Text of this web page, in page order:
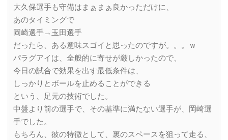
大久保選手も守備はまぁまぁ良かっただけに、
あのタイミングで
岡崎選手→玉田選手
だったら、ある意味スゴイと思ったのですが。。。ｗ
パラグアイは、全般的に寄せが厳しかったので、
今日の試合で効果を出す最低条件は、
しっかりとボールを止めることができる
という、足元の技術でした。
中盤より前の選手で、その基準に満たない選手が、岡崎選
手でした。
もちろん、彼の特徴として、裏のスペースを狙って走る、